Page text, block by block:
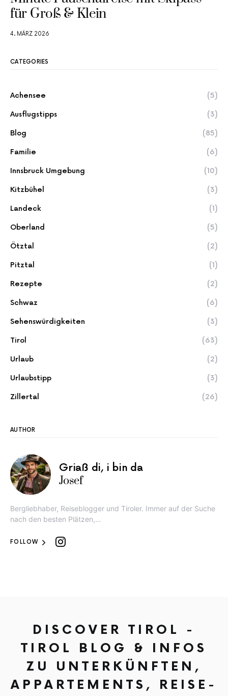
für Groß & Klein
4. MÄRZ 2026
CATEGORIES
Achensee (5)
Ausflugstipps (3)
Blog (85)
Familie (6)
Innsbruck Umgebung (10)
Kitzbühel (3)
Landeck (1)
Oberland (5)
Ötztal (2)
Pitztal (1)
Rezepte (2)
Schwaz (6)
Sehenswürdigkeiten (3)
Tirol (63)
Urlaub (2)
Urlaubstipp (3)
Zillertal (26)
AUTHOR
Griaß di, i bin da
Josef
Bergliebhaber, Reiseblogger und Tiroler. Immer auf der Suche
nach den besten Plätzen,…
FOLLOW
DISCOVER TIROL -
TIROL BLOG & INFOS
ZU UNTERKÜNFTEN,
APPARTEMENTS, REISE-